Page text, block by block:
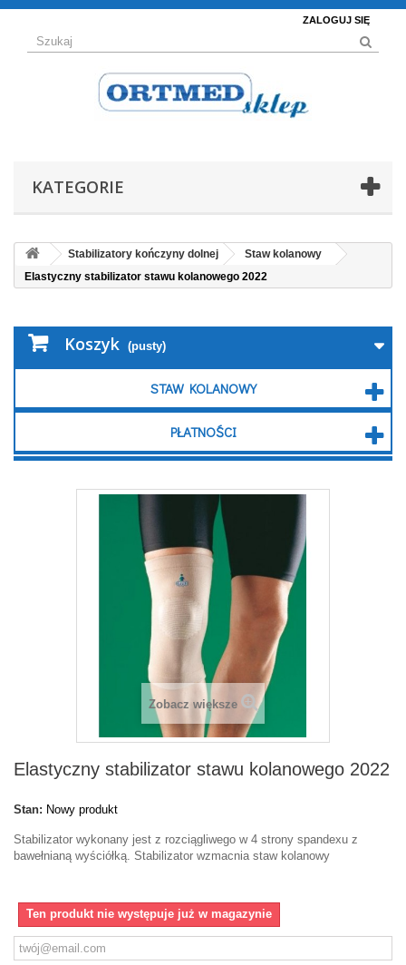
ZALOGUJ SIĘ
KATEGORIE
Stabilizatory kończyny dolnej
Staw kolanowy
Elastyczny stabilizator stawu kolanowego 2022
Koszyk (pusty)
STAW KOLANOWY
PŁATNOŚCI
Zobacz większe
Elastyczny stabilizator stawu kolanowego 2022
Stan: Nowy produkt
Stabilizator wykonany jest z rozciągliwego w 4 strony spandexu z
bawełnianą wyściółką. Stabilizator wzmacnia staw kolanowy
Ten produkt nie występuje już w magazynie